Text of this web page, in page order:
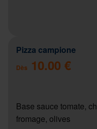
Pizza campione
Dès 10.00 €
Base sauce tomate,
fromage, olives